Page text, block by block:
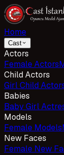
Home
Cast
Actors
Female Actors
Child Actors
Girl Child
Babies
Baby Girl
Models
Female Models
New Faces
Female New